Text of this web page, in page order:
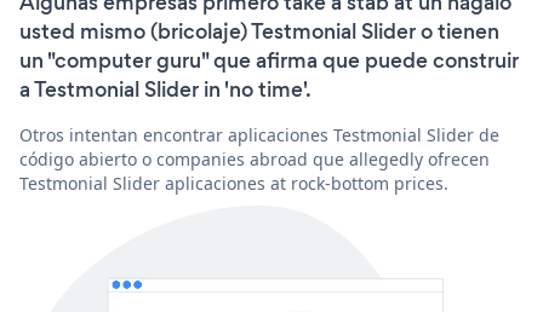
usted mismo (bricolaje) Testmonial Slider o tienen
un "computer guru" que afirma que puede construir
a Testmonial Slider in 'no time'.
Otros intentan encontrar aplicaciones Testmonial Slider de
código abierto o companies abroad que allegedly ofrecen
Testmonial Slider aplicaciones at rock-bottom prices.